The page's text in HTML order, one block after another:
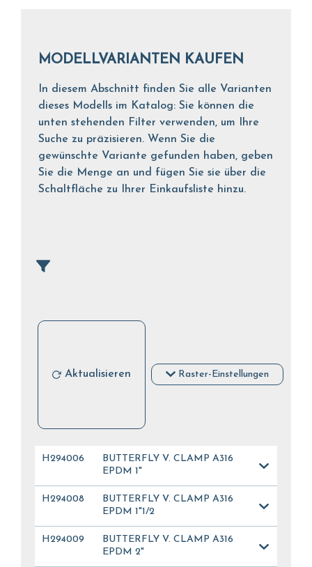
MODELLVARIANTEN KAUFEN
In diesem Abschnitt finden Sie alle Varianten
dieses Modells im Katalog: Sie können die
unten stehenden Filter verwenden, um Ihre
Suche zu präzisieren. Wenn Sie die
gewünschte Variante gefunden haben, geben
Sie die Menge an und fügen Sie sie über die
Schaltfläche zu Ihrer Einkaufsliste hinzu.
Aktualisieren Raster-Einstellungen
H294006
BUTTERFLY V. CLAMP A316
EPDM 1"
H294008
BUTTERFLY V. CLAMP A316
EPDM 1"1/2
H294009
BUTTERFLY V. CLAMP A316
EPDM 2"